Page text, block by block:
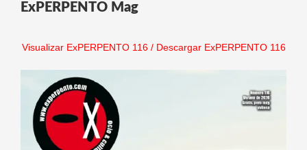
ExPERPENTO Mag
Visualizar ExPERPENTO 116/ Descargar ExPERPENTO 116